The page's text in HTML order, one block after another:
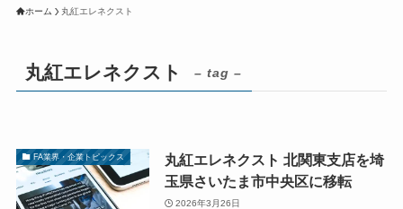
ホーム 丸紅エレネクスト
丸紅エレネクスト – tag –
FA業界・企業トピックス
丸紅エレネクスト 北関東支店を埼
玉県さいたま市中央区に移転
2026年3月26日